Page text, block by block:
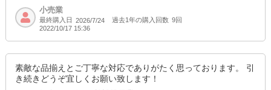
ー 秋 ー
小売業
最終購入日 2026/7/24 過去1年の購入回数 9回
2022/10/17 15:36
素敵な品揃えとご丁寧な対応でありがたく思っております。 引
き続きどうぞ宜しくお願い致します！